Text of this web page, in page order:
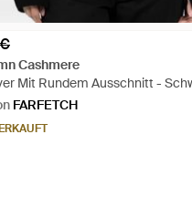
Cashmere
Mit Rundem Ausschnitt -
FARFETCH